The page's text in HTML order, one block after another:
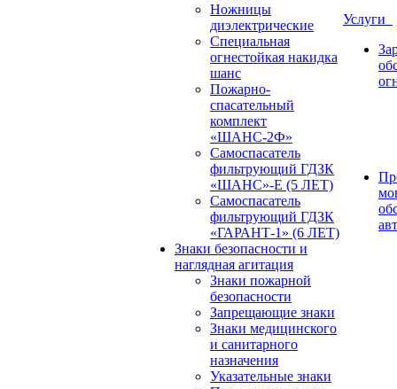
Ножницы
диэлектрические
Специальная
огнестойкая накидка
шанс
Пожарно-
спасательный
комплект
«ШАНС-2Ф»
Самоспасатель
фильтрующий ГДЗК
«ШАНС»-Е (5 ЛЕТ)
Самоспасатель
фильтрующий ГДЗК
«ГАРАНТ-1» (6 ЛЕТ)
Знаки безопасности и
наглядная агитация
Знаки пожарной
безопасности
Запрещающие знаки
Знаки медицинского
и санитарного
назначения
Указательные знаки
Услуги